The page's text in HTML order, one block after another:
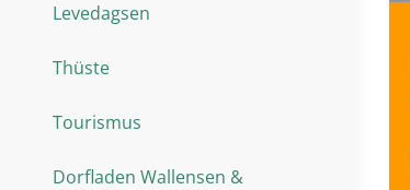
Levedagsen
Thüste
Tourismus
Dorfladen Wallensen &